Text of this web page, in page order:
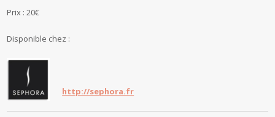
Prix : 20€
Disponible chez :
http://sephora.fr